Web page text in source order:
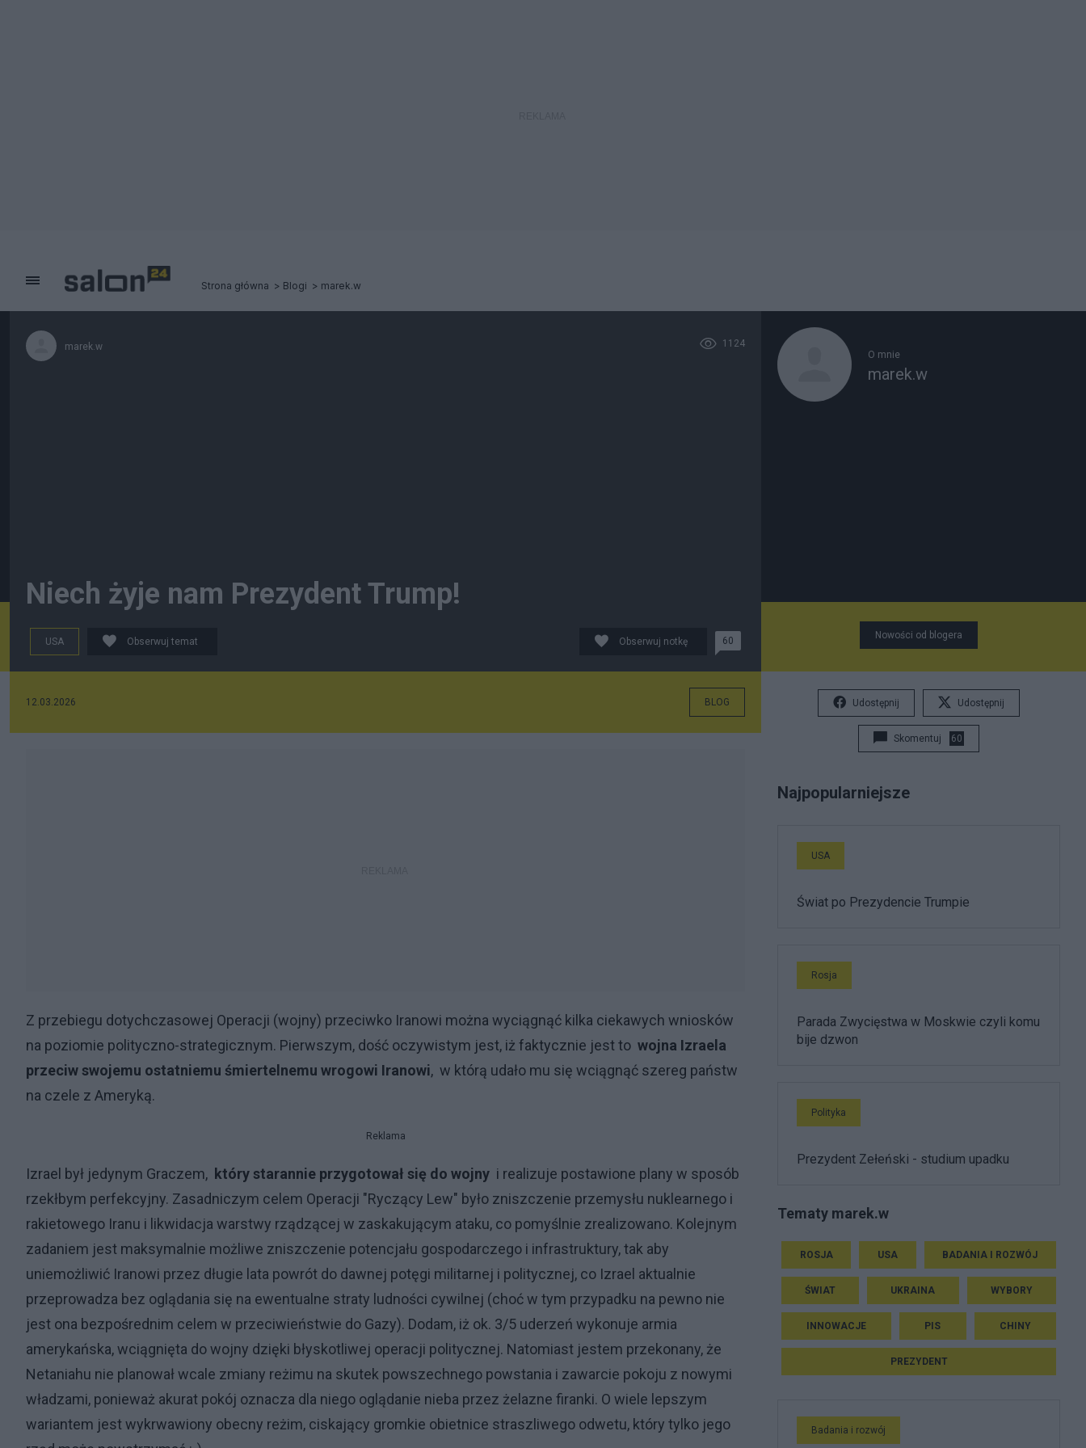
Strona główna Blogi marek.w
marek.w 1124
Niech żyje nam Prezydent Trump!
USA Obserwuj temat Obserwuj notkę 60
12.03.2026 BLOG
Z przebiegu dotychczasowej Operacji (wojny) przeciwko Iranowi można wyciągnąć kilka ciekawych wniosków
na poziomie polityczno-strategicznym. Pierwszym, dość oczywistym jest, iż faktycznie jest to wojna Izraela
przeciw swojemu ostatniemu śmiertelnemu wrogowi Iranowi, w którą udało mu się wciągnąć szereg państw
na czele z Ameryką.
Reklama
Izrael był jedynym Graczem, który starannie przygotował się do wojny i realizuje postawione plany w sposób
rzekłbym perfekcyjny. Zasadniczym celem Operacji "Ryczący Lew" było zniszczenie przemysłu nuklearnego i
rakietowego Iranu i likwidacja warstwy rządzącej w zaskakującym ataku, co pomyślnie zrealizowano. Kolejnym
zadaniem jest maksymalnie możliwe zniszczenie potencjału gospodarczego i infrastruktury, tak aby
uniemożliwić Iranowi przez długie lata powrót do dawnej potęgi militarnej i politycznej, co Izrael aktualnie
przeprowadza bez oglądania się na ewentualne straty ludności cywilnej (choć w tym przypadku na pewno nie
jest ona bezpośrednim celem w przeciwieństwie do Gazy). Dodam, iż ok. 3/5 uderzeń wykonuje armia
amerykańska, wciągnięta do wojny dzięki błyskotliwej operacji politycznej. Natomiast jestem przekonany, że
Netaniahu nie planował wcale zmiany reżimu na skutek powszechnego powstania i zawarcie pokoju z nowymi
władzami, ponieważ akurat pokój oznacza dla niego oglądanie nieba przez żelazne firanki. O wiele lepszym
wariantem jest wykrwawiony obecny reżim, ciskający gromkie obietnice straszliwego odwetu, który tylko jego
O mnie
marek.w
Nowości od blogera
Udostępnij Udostępnij
Skomentuj 60
Najpopularniejsze
USA
Świat po Prezydencie Trumpie
Rosja
Parada Zwycięstwa w Moskwie czyli komu
bije dzwon
Polityka
Prezydent Zełeński - studium upadku
Tematy marek.w
ROSJA USA BADANIA I ROZWÓJ
ŚWIAT UKRAINA WYBORY
INNOWACJE PIS CHINY
PREZYDENT
Badania i rozwój